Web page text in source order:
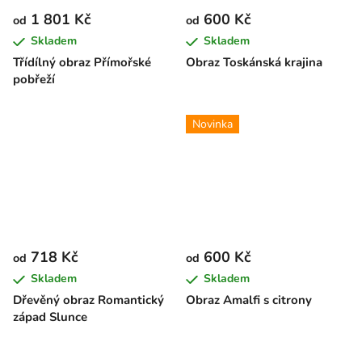
Třídílný obraz Přímořské
pobřeží
od 1 801 Kč
Skladem
Obraz Toskánská krajina
od 600 Kč
Skladem
Dřevěný obraz Romantický
západ Slunce
od 718 Kč
Skladem
Novinka
Obraz Amalfi s citrony
od 600 Kč
Skladem